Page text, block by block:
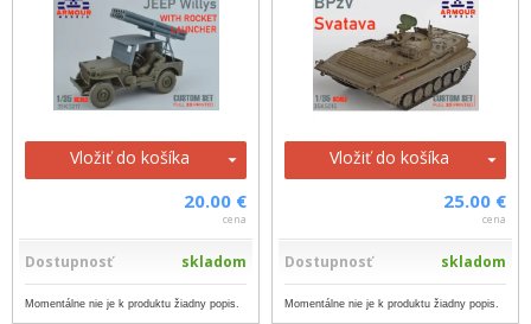
Vložiť do košíka
20.00 €
cena
Dostupnosť skladom
Momentálne nie je k produktu žiadny popis.
Vložiť do košíka
25.00 €
cena
Dostupnosť skladom
Momentálne nie je k produktu žiadny popis.